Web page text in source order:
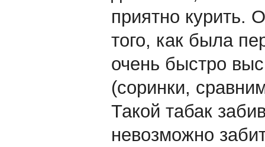
приятно курить.
того, как была
очень быстро
(соринки,
Такой табак
невозможно